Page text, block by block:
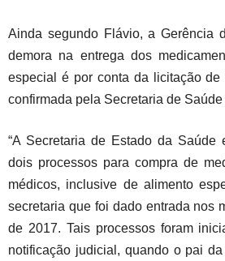
Ainda segundo Flávio, a Gerência
demora na entrega dos
especial é por conta da licitação de
confirmada pela Secretaria de Saúde
“A Secretaria de Estado da Saúde
dois processos para compra de
médicos, inclusive de alimento
secretaria que foi dado entrada nos
de 2017. Tais processos foram
notificação judicial, quando o pai da